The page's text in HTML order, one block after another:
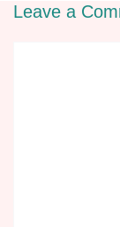
Leave a